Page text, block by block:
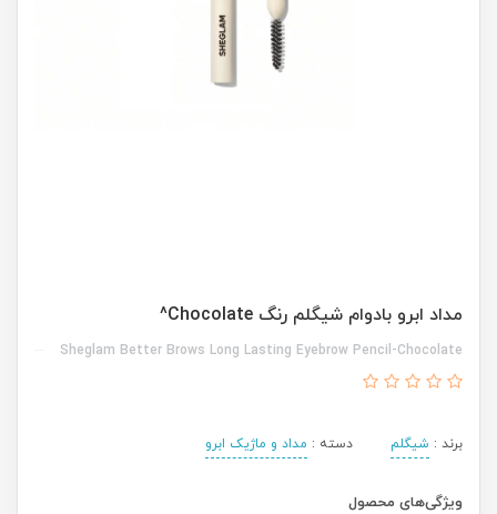
مداد ابرو بادوام شیگلم رنگ Chocolate^
Sheglam Better Brows Long Lasting Eyebrow Pencil-Chocolate
برند : شیگلم دسته : مداد و ماژیک ابرو
ویژگی‌های محصول